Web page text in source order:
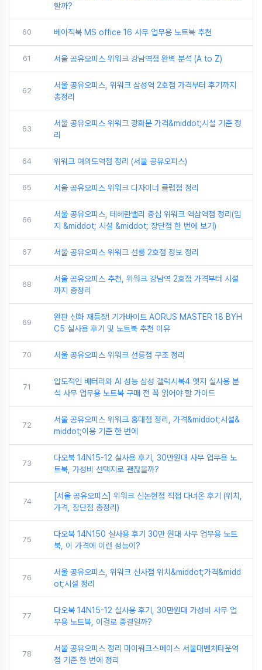
할까?
60 베이직북 MS office 16 사무 업무용 노트북 추천
61 서울 공유오피스 위워크 강남역점 완벽 분석 (A to Z)
62
서울 공유오피스, 위워크 삼성역 2호점 가격부터 후기까지
총정리
63
서울 공유오피스 위워크 광화문 가격&middot;시설 기준 정
리
64 위워크 여의도역점 정리 (서울 공유오피스)
65 서울 공유오피스 위워크 디자이너 클럽점 정리
66
서울 공유오피스, 테헤란밸리 중심 위워크 역삼역점 정리(입
지 &middot; 시설 &middot; 장단점 한 번에 보기)
67 서울 공유오피스 위워크 선릉 2호점 정보 정리
68
서울 공유오피스 추천, 위워크 강남역 2호점 가격부터 시설
까지 총정리
69
완판 신화 재등장! 기가바이트 AORUS MASTER 18 BYH
C5 실사용 후기 및 노트북 추천 이유
70 서울 공유오피스 위워크 선릉점 구조 정리
71
압도적인 배터리와 AI 성능 삼성 갤럭시북4 엣지 실사용 분
석 사무 업무용 노트북 구매 전 꼭 읽어야 할 가이드
72
서울 공유오피스 위워크 홍대점 정리, 가격&middot;시설&
middot;이용 기준 한 번에
73
다오북 14N15-12 실사용 후기, 30만원대 사무 업무용 노
트북, 가성비 선택지로 괜찮을까?
74
[서울 공유오피스] 위워크 신논현점 직접 다녀온 후기 (위치,
가격, 장단점 총정리)
75
다오북 14N150 실사용 후기 30만 원대 사무 업무용 노트
북, 이 가격에 이런 성능이?
76
서울 공유오피스, 위워크 신사점 위치&middot;가격&midd
ot;시설 정리
77
다오북 14N15-12 실사용 후기, 30만원대 가성비 사무 업
무용 노트북, 이걸로 종결일까?
78
서울 공유오피스 정리 마이워크스페이스 서울대벤처타운역
점 기준 한 번에 정리